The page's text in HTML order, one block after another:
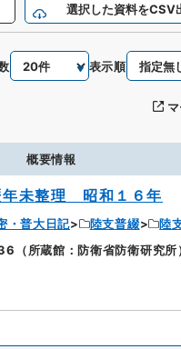
選択した資料をCSV
表示順
概要情報
未整理 昭和１６年
・普大日記 陸支普綴
陸
所蔵館：防衛省防衛研究所